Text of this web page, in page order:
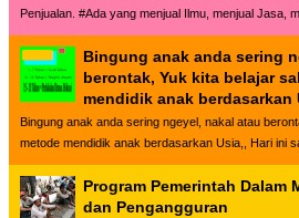
Penjualan. #Ada yang menjual Ilmu, menjual Jasa,
Bingung anak anda sering
berontak, Yuk kita belajar
mendidik anak berdasarkan
Bingung anak anda sering ngeyel, nakal atau
metode mendidik anak berdasarkan Usia,, Hari ini
Program Pemerintah Dalam
dan Pengangguran